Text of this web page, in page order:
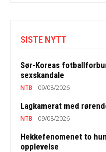
SISTE NYTT
Sør-Koreas
sexskandale
NTB 09/08/2026
Lagkamerat med
NTB 09/08/2026
Hekkefenomenet to
opplevelse